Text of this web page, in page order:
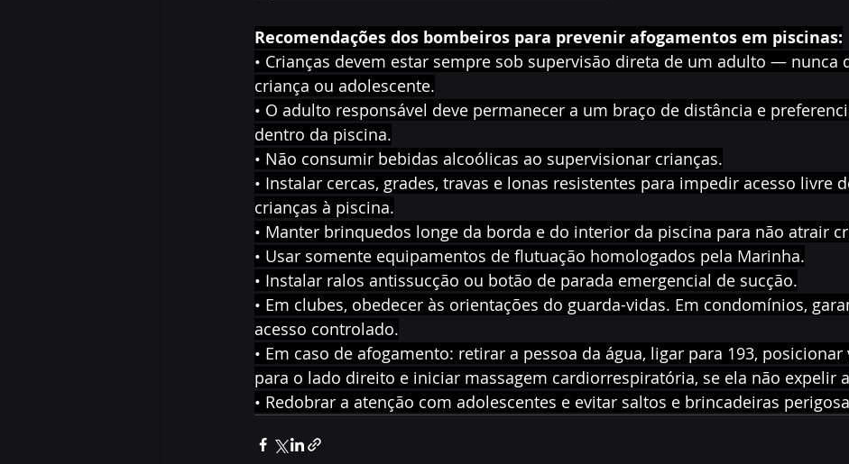
Recomendações dos bombeiros para prevenir afogamentos em piscinas:
• Crianças devem estar sempre sob supervisão direta de um adulto — nunca
criança ou adolescente.
• O adulto responsável deve permanecer a um braço de distância e
dentro da piscina.
• Não consumir bebidas alcoólicas ao supervisionar crianças.
• Instalar cercas, grades, travas e lonas resistentes para impedir acesso livre
crianças à piscina.
• Manter brinquedos longe da borda e do interior da piscina para não atrair
• Usar somente equipamentos de flutuação homologados pela Marinha.
• Instalar ralos antissucção ou botão de parada emergencial de sucção.
• Em clubes, obedecer às orientações do guarda-vidas. Em condomínios,
acesso controlado.
• Em caso de afogamento: retirar a pessoa da água, ligar para 193, posicionar
para o lado direito e iniciar massagem cardiorrespiratória, se ela não expelir
• Redobrar a atenção com adolescentes e evitar saltos e brincadeiras